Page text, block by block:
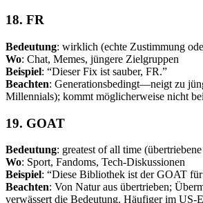
18. FR
Bedeutung: wirklich (echte Zustimmung
Wo: Chat, Memes, jüngere Zielgruppen
Beispiel: “Dieser Fix ist sauber, FR.”
Beachten: Generationsbedingt—neigt zu
Millennials); kommt möglicherweise nicht
19. GOAT
Bedeutung: greatest of all time
Wo: Sport, Fandoms, Tech-Diskussionen
Beispiel: “Diese Bibliothek ist der GOAT
Beachten: Von Natur aus übertrieben;
verwässert die Bedeutung. Häufiger im US-